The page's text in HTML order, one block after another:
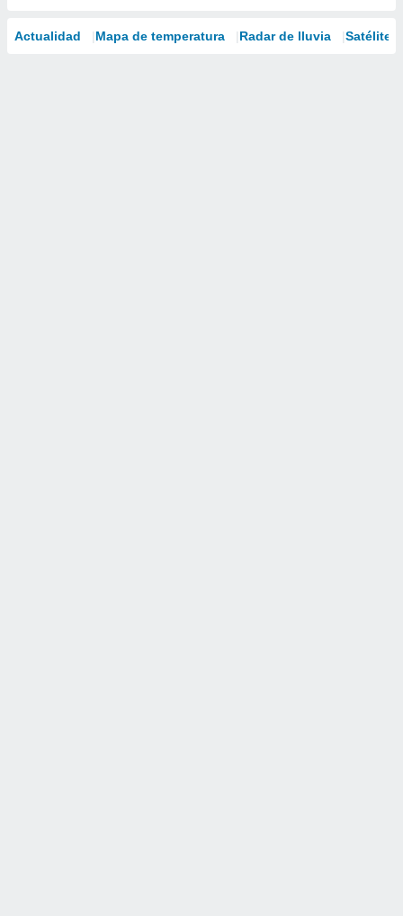
Actualidad Mapa de temperatura Radar de lluvia Satélites